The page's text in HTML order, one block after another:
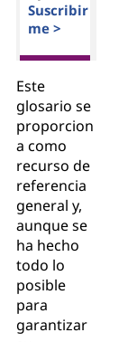
Suscribir
me >
Este
glosario se
proporcion
a como
recurso de
referencia
general y,
aunque se
ha hecho
todo lo
posible
para
garantizar